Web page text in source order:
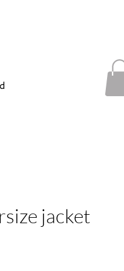
jacket